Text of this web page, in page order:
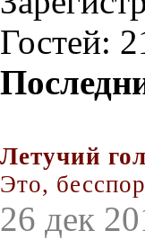
Гостей:
Летучий
Это,
26 дек